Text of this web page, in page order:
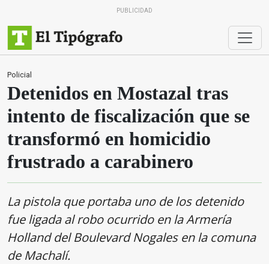
PUBLICIDAD
Policial
Detenidos en Mostazal tras
intento de fiscalización que se
transformó en homicidio
frustrado a carabinero
La pistola que portaba uno de los detenido
fue ligada al robo ocurrido en la Armería
Holland del Boulevard Nogales en la comuna
de Machalí.